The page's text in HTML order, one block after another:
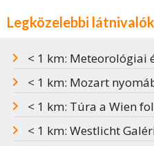
Legközelebbi látnivalók
< 1 km: Meteorológiai
< 1 km: Mozart
< 1 km: Túra a Wien
< 1 km: Westlicht